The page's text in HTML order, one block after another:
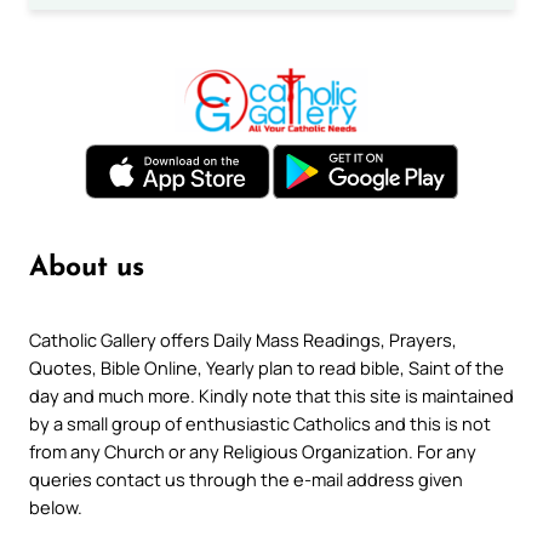
About us
Catholic Gallery offers Daily Mass Readings, Prayers,
Quotes, Bible Online, Yearly plan to read bible, Saint of the
day and much more. Kindly note that this site is maintained
by a small group of enthusiastic Catholics and this is not
from any Church or any Religious Organization. For any
queries contact us through the e-mail address given
below.